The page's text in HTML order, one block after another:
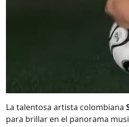
La talentosa artista colombiana
para brillar en el panorama